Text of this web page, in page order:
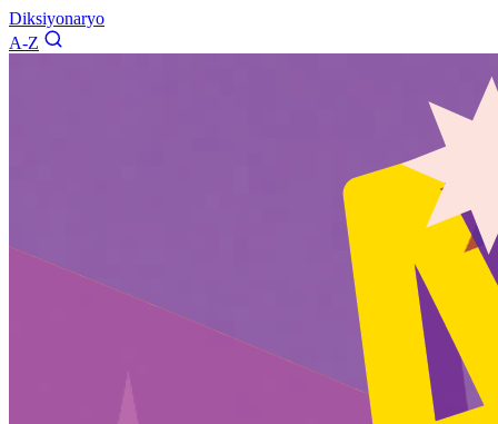
Diksiyonaryo
A-Z